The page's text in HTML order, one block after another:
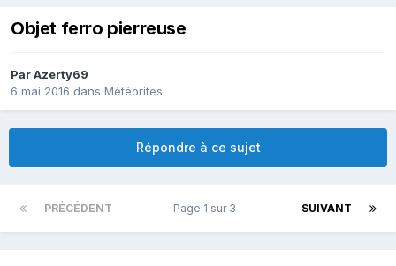
Objet ferro pierreuse
ParAzerty69
6 mai 2016 dans Météorites
Répondre à ce sujet
PRÉCÉDENT SUIVANT
Page 1 sur 3